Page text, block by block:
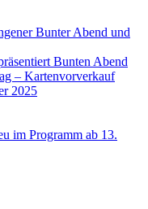
Bunter Abend und
Bunten Abend
– Kartenvorverkauf
2025
im Programm ab 13.